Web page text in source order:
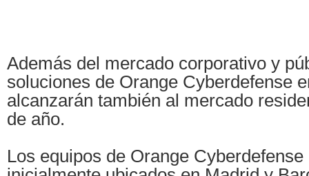
Además del mercado corporativo y
soluciones de Orange Cyberdefense
alcanzarán también al mercado
de año.
Los equipos de Orange